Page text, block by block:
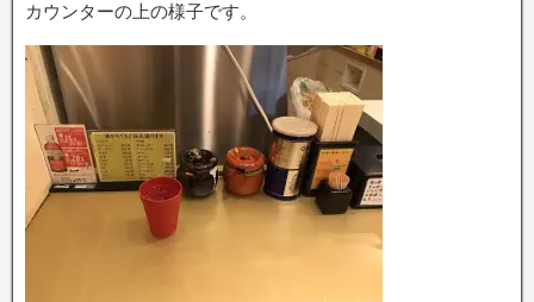
カウンターの上の様子です。